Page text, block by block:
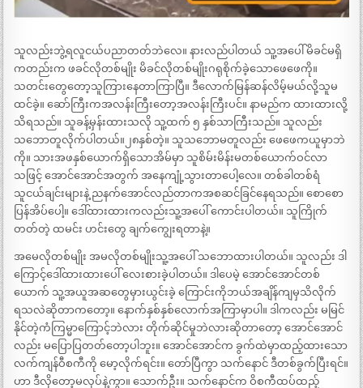
သူလည်းဘွဲ့ရလူငယ်ပညာတတ်ဘဲလေ။ နားလည်ပါတယ် သူ့အပေါ် မိခင်မရှိ
ကတည်းက ဖခင်လိုတစ်မျိုး မိခင်လိုတစ်မျိုးဂရုစိုက်ခဲ့သောဖေဖေကို။
သတင်းတွေတော့သူကြားနေတာကြာပြီ။ ဒီလောက်မြန်ဆန်လိမ့်မယ်လို့သူမ
ထင်ခဲ့။ ဆော်ကြီးကအလန်းကြီးတော့အလန်းကြီးပင်။ နာမည်က ထားထားလို့
သိရသည်။ သူခန့်မှန်းထားသလို သူ့ထက် ၅ နှစ်သာကြီးသည်။ သူလည်း
သဘောတူလိုက်ပါတယ်။၂၈နှစ်တဲ့။ သူသဘောမတူလည်း ဖေဖေကယူမှာဘဲ
ကို။ သားအဖနှစ်ယောက်ရှိသောအိမ်မှာ သူစိမ်းမိန်းမတစ်ယောက်ဝင်လာ
သဖြင့် အောင်အောင်အတွက် အနေကျုံ့သွားတာပေါ့လေ။ တစ်ခါတစ်ရံ
သူငယ်ချင်းများနဲ့ ညနက်အောင်လည်တာကအစဆင်ခြင်နေရသည်။ စောစော
ပြန်အိပ်ပေါ့။ ဒေါ်ထားထားကလည်းသူ့အပေါ် ကောင်းပါတယ်။ သူကြိုက်
တတ်တဲ့ ထမင်း ဟင်းတွေ ချက်ကျွေးရတာနဲ့။
အမေလိုတစ်မျိုး အမလိုတစ်မျိုးသူ့အပေါ် သဘောထားပါတယ်။ သူလည်း ဒါ
ကြောင့်ဒေါ်ထားထားပေါ် လေးစားခဲ့ပါတယ်။ ဒါပေမဲ့ အောင်အောင်တစ်
ယောက် သူ့အယူအဆတွေမှားယွင်းခဲ့ ကြောင်းကိုဘယ်အချိန်ကျမှသိလိုက်
ရသလဲဆိုတာကတော့။ နောက်နှစ်နှစ်လောက်အကြာမှာပါ။ ဒါကလည်း မမြင်
နိုင်တဲ့ကံကြမ္မာကြောင့်ဘဲလား တိုက်ဆိုင်မှုဘဲလားဆိုတာတော့ အောင်အောင်
လည်း မပြောပြတတ်တော့ပါဘူး။ အောင်အောင်က ခွက်ထဲမှာထည့်ထားသော
လက်ကျန်ဝီစကီကို မော့လိုက်ရင်း။ တော်ပြီကွာ သက်နောင် ဒီတစ်ခွက်ပြီးရင်။
ဟာ ဒီလိုတော့မလုပ်နဲ့ကွာ။ သောက်ဦး။ သက်နောင်က ဝိစကီထပ်ထည့်